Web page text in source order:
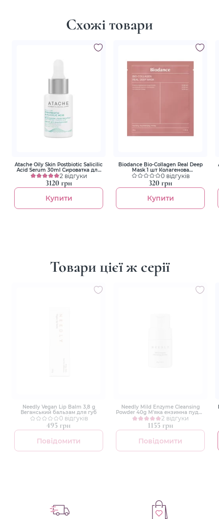
Схожі товари
Atache Oily Skin Postbiotic Salicilic
Acid Serum 30ml Cироватка для
проблемної шкіри з кислотами
2 відгуки
3120 грн
Купити
Biodance Bio-Collagen Real Deep
Mask 1 шт Колагенова
гідрогелева маска для глибокого
зволоження
0 відгуків
320 грн
Купити
Товари цієї ж серії
Needly Vegan Lip Balm 3,8 g
Веганський бальзам для губ
0 відгуків
495 грн
Повідомити
Needly Mild Enzyme Cleansing
Powder 40g М'яка ензимна пудра
для вмивання
2 відгуки
1155 грн
Повідомити